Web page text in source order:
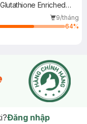
Enriched
9/tháng
64%
Đăng nhập